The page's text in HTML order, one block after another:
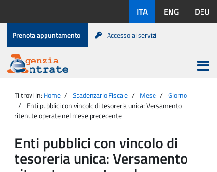
contenuto
disponibili:
ITA ENG DEU
Menu
di
servizio
Prenota appuntamento Accesso ai servizi
Agenzia
Entrate
Apri
menu
principale
Ti trovi in: Home Scadenzario Fiscale Mese
Giorno
Enti pubblici con vincolo di tesoreria unica: Versamento
ritenute operate nel mese precedente
Enti pubblici con vincolo di
tesoreria unica: Versamento